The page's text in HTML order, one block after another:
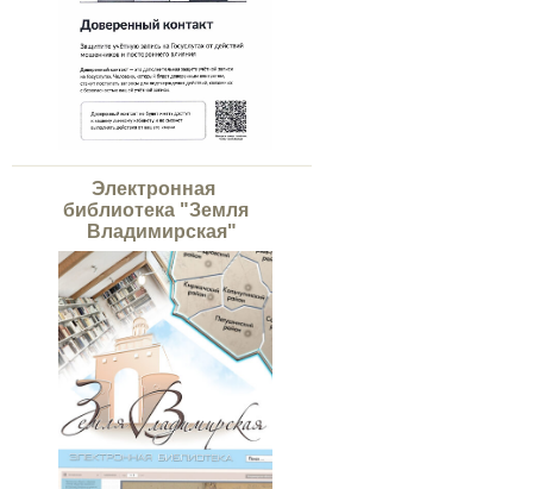
Электронная
библиотека "Земля
Владимирская"